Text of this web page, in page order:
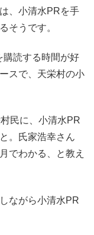
、小清水PRを手
そうです。
購読する時間が好
スで、天栄村の小
民に、小清水PR
。氏家浩幸さん
でわかる、と教え
ながら小清水PR